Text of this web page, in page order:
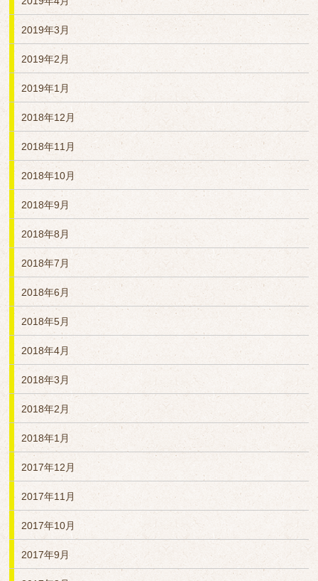
2019年3月
2019年2月
2019年1月
2018年12月
2018年11月
2018年10月
2018年9月
2018年8月
2018年7月
2018年6月
2018年5月
2018年4月
2018年3月
2018年2月
2018年1月
2017年12月
2017年11月
2017年10月
2017年9月